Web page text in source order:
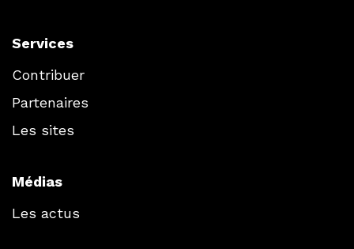
Services
Contribuer
Partenaires
Les sites
Médias
Les actus